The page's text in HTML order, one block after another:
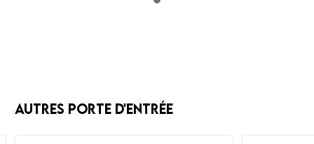
Autres Porte d'entrée